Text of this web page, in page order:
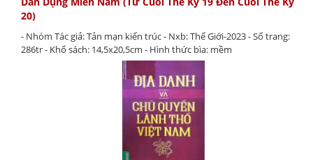
20)
- Nhóm Tác giả: Tản mạn kiến trúc - Nxb: Thế Giới-2023 - Số trang:
286tr - Khổ sách: 14,5x20,5cm - Hình thức bìa: mềm